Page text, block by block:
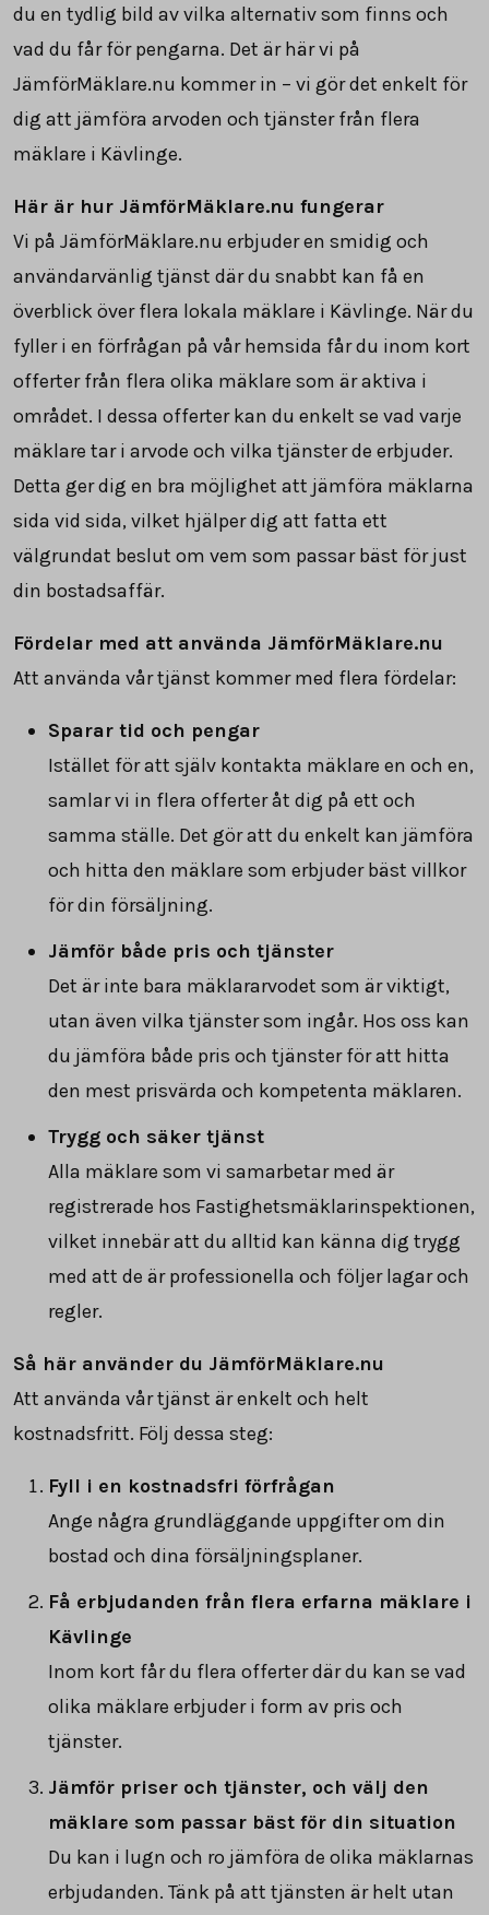
du en tydlig bild av vilka alternativ som finns och
vad du får för pengarna. Det är här vi på
JämförMäklare.nu kommer in – vi gör det enkelt för
dig att jämföra arvoden och tjänster från flera
mäklare i Kävlinge.
Här är hur JämförMäklare.nu fungerar
Vi på JämförMäklare.nu erbjuder en smidig och
användarvänlig tjänst där du snabbt kan få en
överblick över flera lokala mäklare i Kävlinge. När du
fyller i en förfrågan på vår hemsida får du inom kort
offerter från flera olika mäklare som är aktiva i
området. I dessa offerter kan du enkelt se vad varje
mäklare tar i arvode och vilka tjänster de erbjuder.
Detta ger dig en bra möjlighet att jämföra mäklarna
sida vid sida, vilket hjälper dig att fatta ett
välgrundat beslut om vem som passar bäst för just
din bostadsaffär.
Fördelar med att använda JämförMäklare.nu
Att använda vår tjänst kommer med flera fördelar:
Sparar tid och pengar
Istället för att själv kontakta mäklare en och en,
samlar vi in flera offerter åt dig på ett och
samma ställe. Det gör att du enkelt kan jämföra
och hitta den mäklare som erbjuder bäst villkor
för din försäljning.
Jämför både pris och tjänster
Det är inte bara mäklararvodet som är viktigt,
utan även vilka tjänster som ingår. Hos oss kan
du jämföra både pris och tjänster för att hitta
den mest prisvärda och kompetenta mäklaren.
Trygg och säker tjänst
Alla mäklare som vi samarbetar med är
registrerade hos Fastighetsmäklarinspektionen,
vilket innebär att du alltid kan känna dig trygg
med att de är professionella och följer lagar och
regler.
Så här använder du JämförMäklare.nu
Att använda vår tjänst är enkelt och helt
kostnadsfritt. Följ dessa steg:
Fyll i en kostnadsfri förfrågan
Ange några grundläggande uppgifter om din
bostad och dina försäljningsplaner.
Få erbjudanden från flera erfarna mäklare i
Kävlinge
Inom kort får du flera offerter där du kan se vad
olika mäklare erbjuder i form av pris och
tjänster.
Jämför priser och tjänster, och välj den
mäklare som passar bäst för din situation
Du kan i lugn och ro jämföra de olika mäklarnas
erbjudanden. Tänk på att tjänsten är helt utan